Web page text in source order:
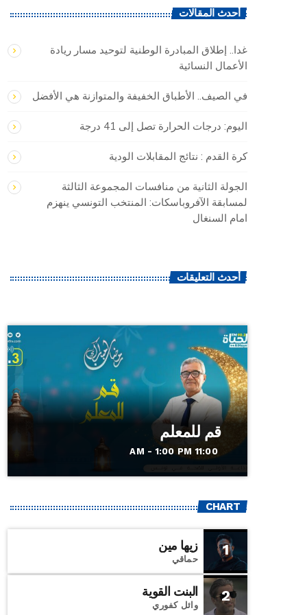
أحدث المقالات
غدا.. إطلاق المبادرة الوطنية لتوحيد مسار ريادة
الأعمال النسائية
في الصيف.. الأطباق الخفيفة والمتوازنة هي الأفضل
اليوم: درجات الحرارة تصل إلى 41 درجة
كرة القدم : نتائج المقابلات الودية
الجولة الثانية من منافسات المجموعة الثالثة
لمسابقة الآفروباسكات: المنتخب التونسي ينهزم
امام السنغال
أحدث التعليقات
قم للمعلم
11:00 AM - 1:00 PM
CHART
1 زيها مين
حماقي
2 البنت القوية
وائل كفوري